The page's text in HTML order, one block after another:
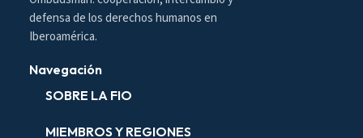
defensa de los derechos humanos en
Iberoamérica.
Navegación
SOBRE LA FIO
MIEMBROS Y REGIONES